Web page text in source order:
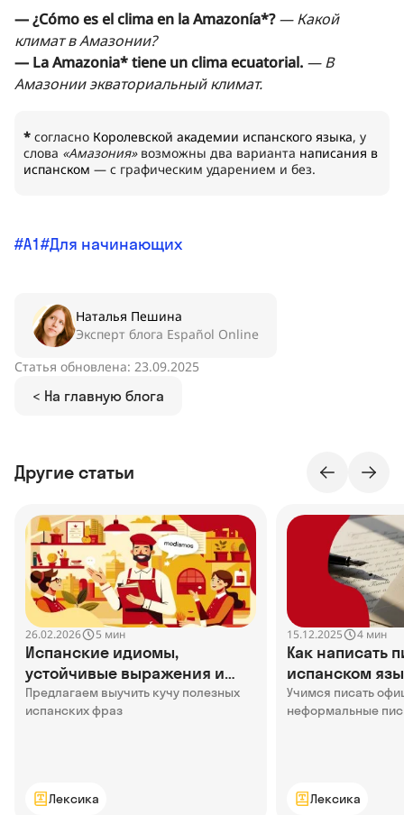
— ¿Cómo es el clima en la Amazonía*?— Какой
климат в Амазонии?
— La Amazonia* tiene un clima ecuatorial. — В
Амазонии экваториальный климат.
* согласно Королевской академии испанского языка, у
слова «Амазония» возможны два варианта написания в
испанском — с графическим ударением и без.
A1 Для начинающих
< На главную блога
Статья обновлена: 23.09.2025
Наталья Пешина
Эксперт блога Español Online
Другие статьи
26.02.2026 5 мин
Испанские идиомы,
устойчивые выражения и
фразеологизмы
Предлагаем выучить кучу полезных
испанских фраз
Лексика
15.12.2025 4 мин
Как написать
испанском
Учимся писать
неформальные
Лексика